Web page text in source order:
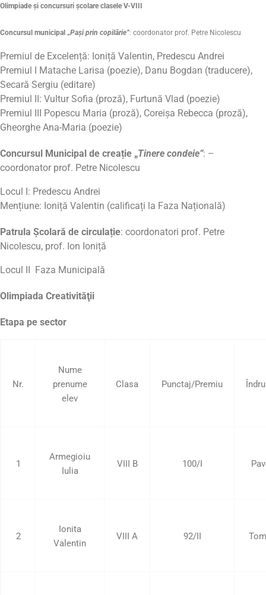
Olimpiade şi concursuri şcolare clasele V-VIII
Concursul municipal „Pași prin copilărie”: coordonator prof. Petre Nicolescu
Premiul de Excelență: Ioniță Valentin, Predescu Andrei
Premiul I Matache Larisa (poezie), Danu Bogdan (traducere),
Secară Sergiu (editare)
Premiul II: Vultur Sofia (proză), Furtună Vlad (poezie)
Premiul III Popescu Maria (proză), Coreișa Rebecca (proză),
Gheorghe Ana-Maria (poezie)
Concursul Municipal de creație „Tinere condeie”: –
coordonator prof. Petre Nicolescu
Locul I: Predescu Andrei
Mențiune: Ioniță Valentin (calificați la Faza Națională)
Patrula Școlară de circulație: coordonatori prof. Petre
Nicolescu, prof. Ion Ioniță
Locul II Faza Municipală
Olimpiada Creativităţii
Etapa pe sector
Nr.
Nume
prenume
elev
Clasa Punctaj/Premiu
1
Armegioiu
Iulia
VIII B 100/I
2
Ionita
Valentin
VIII A 92/II